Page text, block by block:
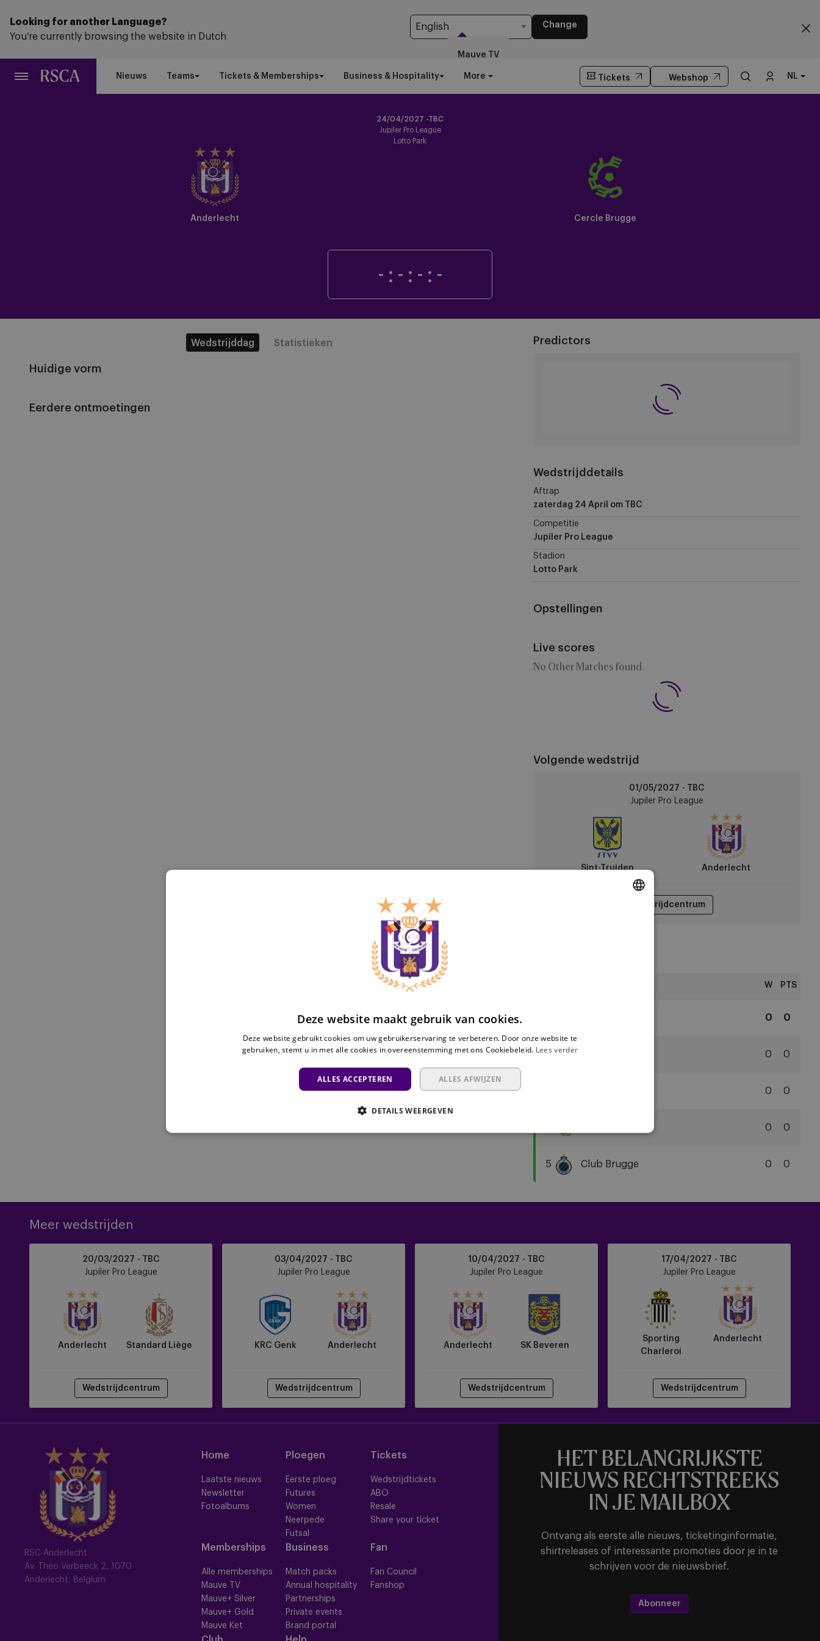
naar
hoofdinhoud
Looking for another Language?
You’re currently browsing the website in Dutch
Change
Nieuws Teams Tickets & Memberships Business & Hospitality More
Mauve TV
Tickets Webshop NL
24/04/2027 -TBC
Jupiler Pro League
Lotto Park
Anderlecht Cercle Brugge
- : - : - : -
Wedstrijddag Statistieken
Huidige vorm
Eerdere ontmoetingen
Predictors
Wedstrijddetails
Aftrap
zaterdag 24 April
om TBC
Competitie
Jupiler Pro League
Stadion
Lotto Park
Opstellingen
Live scores
No Other Matches found
Volgende wedstrijd
01/05/2027 - TBC
Jupiler Pro League
Sint-Truiden Anderlecht
Wedstrijdcentrum
W PTS
Anderlecht
0 0
2
0 0
0 0
Brugge
KSV
0 0
5
Club Brugge 0 0
Meer wedstrijden
20/03/2027 - TBC
Jupiler Pro League
Anderlecht Standard Liège
Wedstrijdcentrum
Anderlecht
03/04/2027 - TBC
Jupiler Pro League
KRC Genk Anderlecht
Wedstrijdcentrum
Beveren
10/04/2027 - TBC
Jupiler Pro League
Anderlecht SK Beveren
Wedstrijdcentrum
Anderlecht
17/04/2027 - TBC
Jupiler Pro League
Sporting
Charleroi
Anderlecht
Wedstrijdcentrum
RSC Anderlecht
Av. Théo Verbeeck 2, 1070
Anderlecht, Belgium
Home
Laatste nieuws
Newsletter
Fotoalbums
Ploegen
Eerste ploeg
Futures
Women
Neerpede
Futsal
Tickets
Wedstrijdtickets
ABO
Resale
Share your ticket
Memberships
Alle memberships
Mauve TV
Mauve+ Silver
Mauve+ Gold
Mauve Ket
Business
Match packs
Annual hospitality
Partnerships
Private events
Brand portal
Fan
Fan Council
Fanshop
HET BELANGRIJKSTE
NIEUWS RECHTSTREEKS
IN JE MAILBOX
Ontvang als eerste alle nieuws, ticketinginformatie,
shirtreleases of interessante promoties door je in te
schrijven voor de nieuwsbrief.
Abonneer
Deze website maakt gebruik van cookies.
Deze website gebruikt cookies om uw gebruikerservaring te verbeteren. Door onze website te
gebruiken, stemt u in met alle cookies in overeenstemming met ons Cookiebeleid. Lees verder
ALLES ACCEPTEREN ALLES AFWIJZEN
DETAILS WEERGEVEN